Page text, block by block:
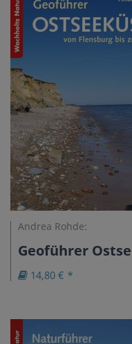
Andrea Rohde:
Geoführer
14,80 € *